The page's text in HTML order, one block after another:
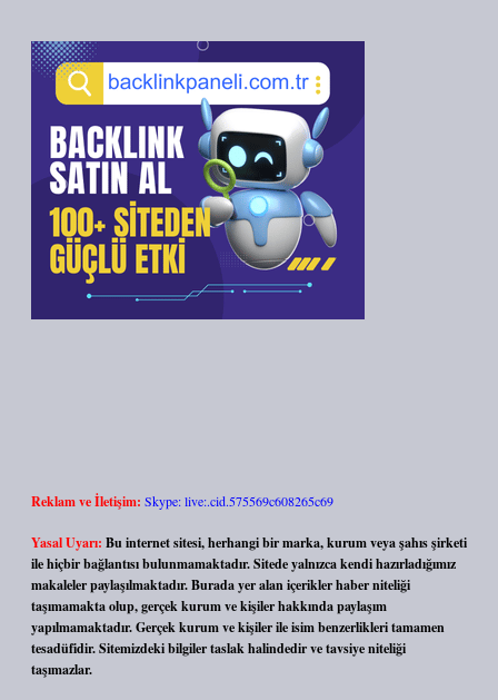
Reklam ve İletişim: Skype: live:.cid.575569c608265c69
Yasal Uyarı: Bu internet sitesi, herhangi bir marka, kurum veya şahıs şirketi
ile hiçbir bağlantısı bulunmamaktadır. Sitede yalnızca kendi hazırladığımız
makaleler paylaşılmaktadır. Burada yer alan içerikler haber niteliği
taşımamakta olup, gerçek kurum ve kişiler hakkında paylaşım
yapılmamaktadır. Gerçek kurum ve kişiler ile isim benzerlikleri tamamen
tesadüfidir. Sitemizdeki bilgiler taslak halindedir ve tavsiye niteliği
taşımazlar.